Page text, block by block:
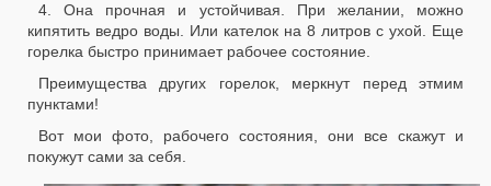
4. Она прочная и устойчивая. При желании, можно
кипятить ведро воды. Или кателок на 8 литров с ухой. Еще
горелка быстро принимает рабочее состояние.
Преимущества других горелок, меркнут перед этмим
пунктами!
Вот мои фото, рабочего состояния, они все скажут и
покужут сами за себя.